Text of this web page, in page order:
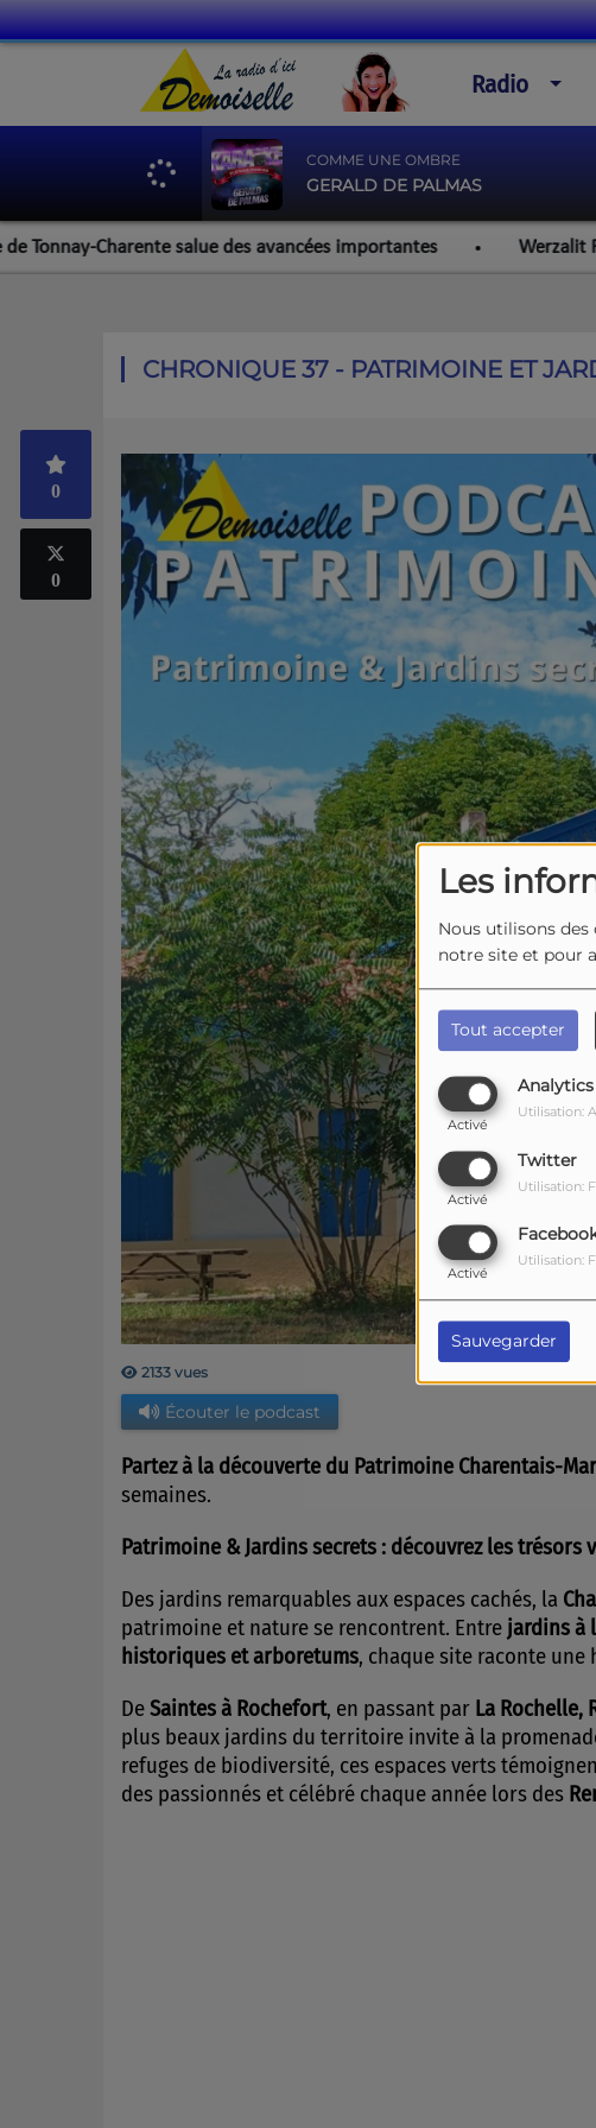
Les
Nous utilisons
notre site et pour
Tout accepter
Analytics
Activé
Utilisation:
Twitter
Activé
Utilisation:
Activé
Utilisation:
Sauvegarder
Radio
COMME UNE OMBRE
GERALD DE PALMAS
Charente salue des avancées importantes Werzalit
CHRONIQUE 37 - PATRIMOINE ET
0
0
2133 vues
Écouter le podcast
Partez à la découverte du Patrimoine Charentais-
semaines.
Patrimoine & Jardins secrets : découvrez les
Des jardins remarquables aux espaces cachés, la
patrimoine et nature se rencontrent. Entre jardins à
historiques et arboretums, chaque site raconte
DeSaintes à Rochefort, en passant par La Rochelle,
plus beaux jardins du territoire invite à la
refuges de biodiversité, ces espaces verts
des passionnés et célébré chaque année lors des